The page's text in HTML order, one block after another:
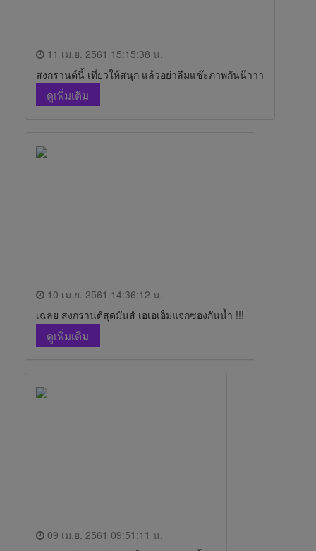
11 เม.ย. 2561 15:15:38 น.
สงกรานต์นี้ เที่ยวให้สนุก แล้วอย่าลืมแช๊ะภาพกันน๊าาา
ดูเพิ่มเติม
10 เม.ย. 2561 14:36:12 น.
เฉลย สงกรานต์สุดมันส์ เอเอเอ็มแจกซองกันน้ำ !!!
ดูเพิ่มเติม
09 เม.ย. 2561 09:51:11 น.